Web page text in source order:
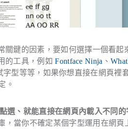
關鍵的因素，要如何選擇一個看起
的工具，例如Fontface Ninja 、
型等等，如果你想直接在網頁裡
。
選、就能直接在網頁內載入不同
，當你不確定某個字型運用在網頁